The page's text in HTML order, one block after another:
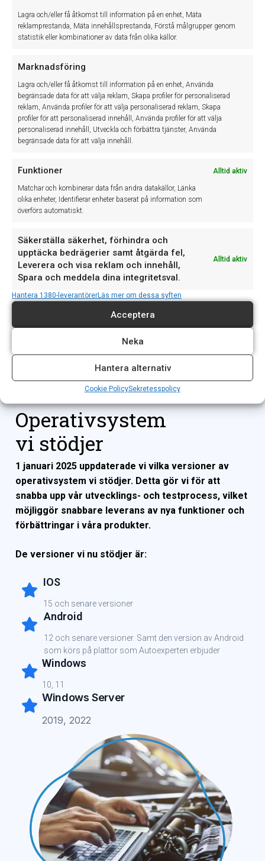
Lagra och/eller få åtkomst till information på en enhet, Mäta
reklamprestanda, Mäta innehållsprestanda, Förstå målgrupper genom
statistik eller kombinationer av data från olika källor.
Marknadsföring
Lagra och/eller få åtkomst till information på en enhet, Använda
begränsade data för att välja reklam, Skapa profiler för personaliserad
reklam, Använda profiler för att välja personaliserad reklam, Skapa
profiler för att personaliserad innehåll, Använda profiler för att välja
personaliserad innehåll, Utveckla och förbättra tjänster, Använda
begränsade data för att välja innehåll.
Funktioner Alltid aktiv
Matchar och kombinerar data från andra datakällor, Länka
olika enheter, Identifierar enheter baserat på information som
överförs automatiskt.
Säkerställa säkerhet, förhindra och
upptäcka bedrägerier samt åtgärda fel,
Leverera och visa reklam och innehåll,
Spara och meddela dina integritetsval.
Alltid aktiv
Hantera 1380-leverantörerLäs mer om dessa syften
Acceptera
Neka
Hantera alternativ
Cookie PolicySekretesspolicy
Bokning & planering
Reservdelar
Personal & tekniker
Lagervärdeslista
Administration & behörigheter
Operativsystem
vi stödjer
1 januari 2025 uppdaterade vi vilka versioner av
operativsystem vi stödjer. Detta gör vi för att
snabba upp vår utvecklings- och testprocess, vilket
möjliggör snabbare leverans av nya funktioner och
förbättringar i våra produkter.
De versioner vi nu stödjer är:
IOS
15 och senare versioner
Android
12 och senare versioner. Samt den version av Android
som körs på plattor som Autoexperten erbjuder
Windows
10, 11
Windows Server
2019, 2022